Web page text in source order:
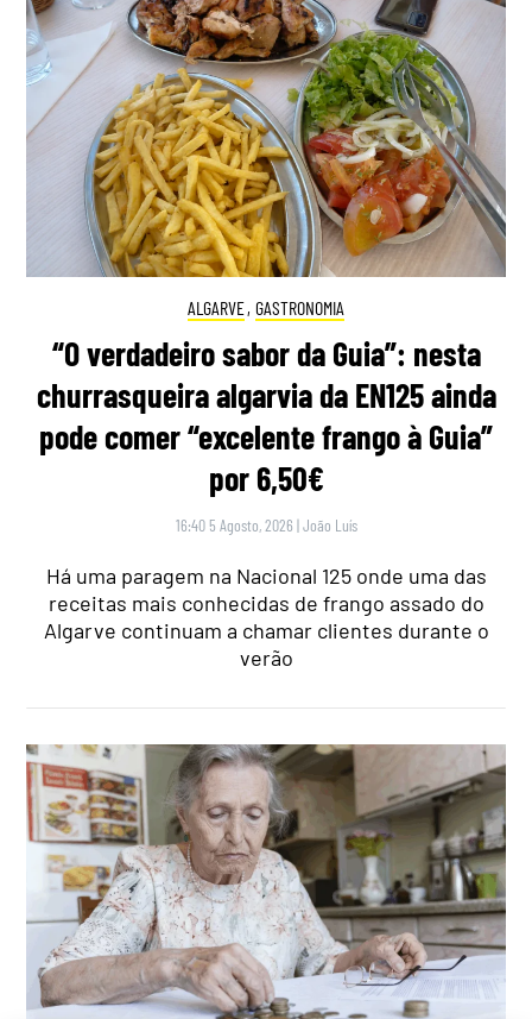
ALGARVE, GASTRONOMIA
“O verdadeiro sabor da Guia”: nesta
churrasqueira algarvia da EN125 ainda
pode comer “excelente frango à Guia”
por 6,50€
16:40 5 Agosto, 2026 |João Luís
Há uma paragem na Nacional 125 onde uma das
receitas mais conhecidas de frango assado do
Algarve continuam a chamar clientes durante o
verão